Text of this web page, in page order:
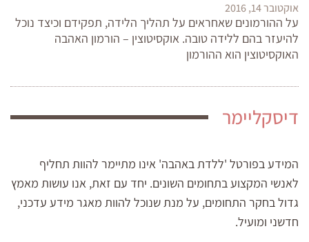
אוקטובר 14, 2016
על ההורמונים שאחראים על תהליך הלידה, תפקידם וכיצד נוכל
להיעזר בהם ללידה טובה. אוקסיטוצין – הורמון האהבה
האוקסיטוצין הוא ההורמון
דיסקליימר
המידע בפורטל 'ללדת באהבה' אינו מתיימר להוות תחליף
לאנשי המקצוע בתחומים השונים. יחד עם זאת, אנו עושות מאמץ
גדול בחקר התחומים, על מנת שנוכל להוות מאגר מידע עדכני,
חדשני ומועיל.